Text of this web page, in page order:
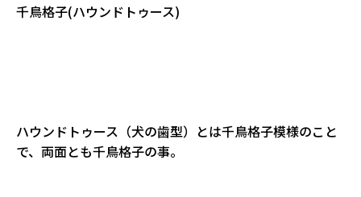
千鳥格子(ハウンドトゥース)
ハウンドトゥース（犬の歯型）とは千鳥格子模様のこと
で、両面とも千鳥格子の事。